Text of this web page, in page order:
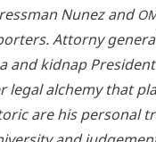
Nunez and
Att­or­ny
and kid­nap
alche­my that
are his per­so­nal